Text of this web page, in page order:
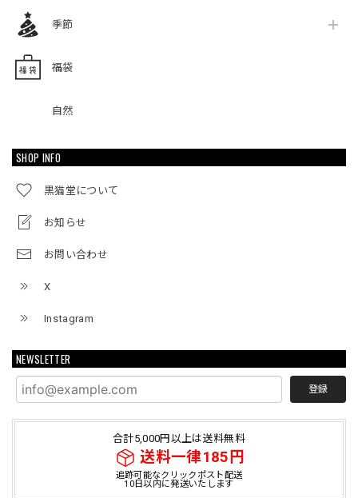
季節
福袋
自然
SHOP INFO
黒猫堂について
お知らせ
お問い合わせ
X
Instagram
NEWSLETTER
登録
合計5,000円以上は送料無料
送料一律185円
追跡可能なクリックポスト配送
10日以内に発送いたします